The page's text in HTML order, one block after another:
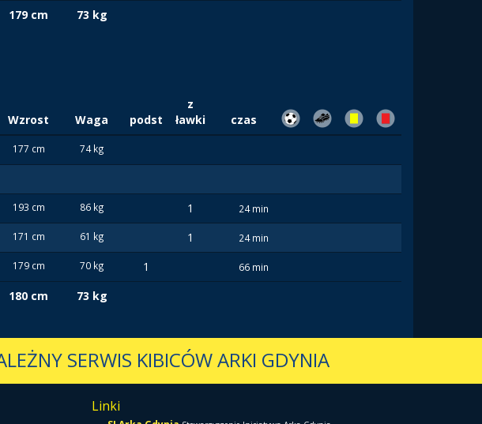
179 cm 73 kg
Wzrost Waga podst
z
ławki
czas
177 cm 74 kg
193 cm 86 kg 1 24 min
171 cm 61 kg 1 24 min
179 cm 70 kg 1 66 min
180 cm 73 kg
SERWIS KIBICÓW ARKI GDYNIA
Linki